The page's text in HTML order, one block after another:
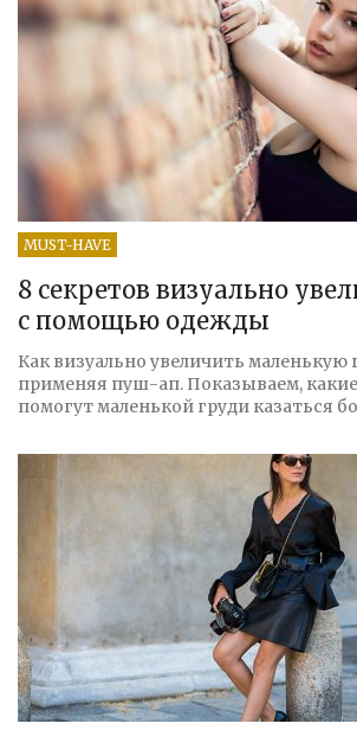
MUST-HAVE
8 секретов визуально
с помощью одежды
Как визуально увеличить маленькую
применяя пуш-ап. Показываем,
помогут маленькой груди казаться